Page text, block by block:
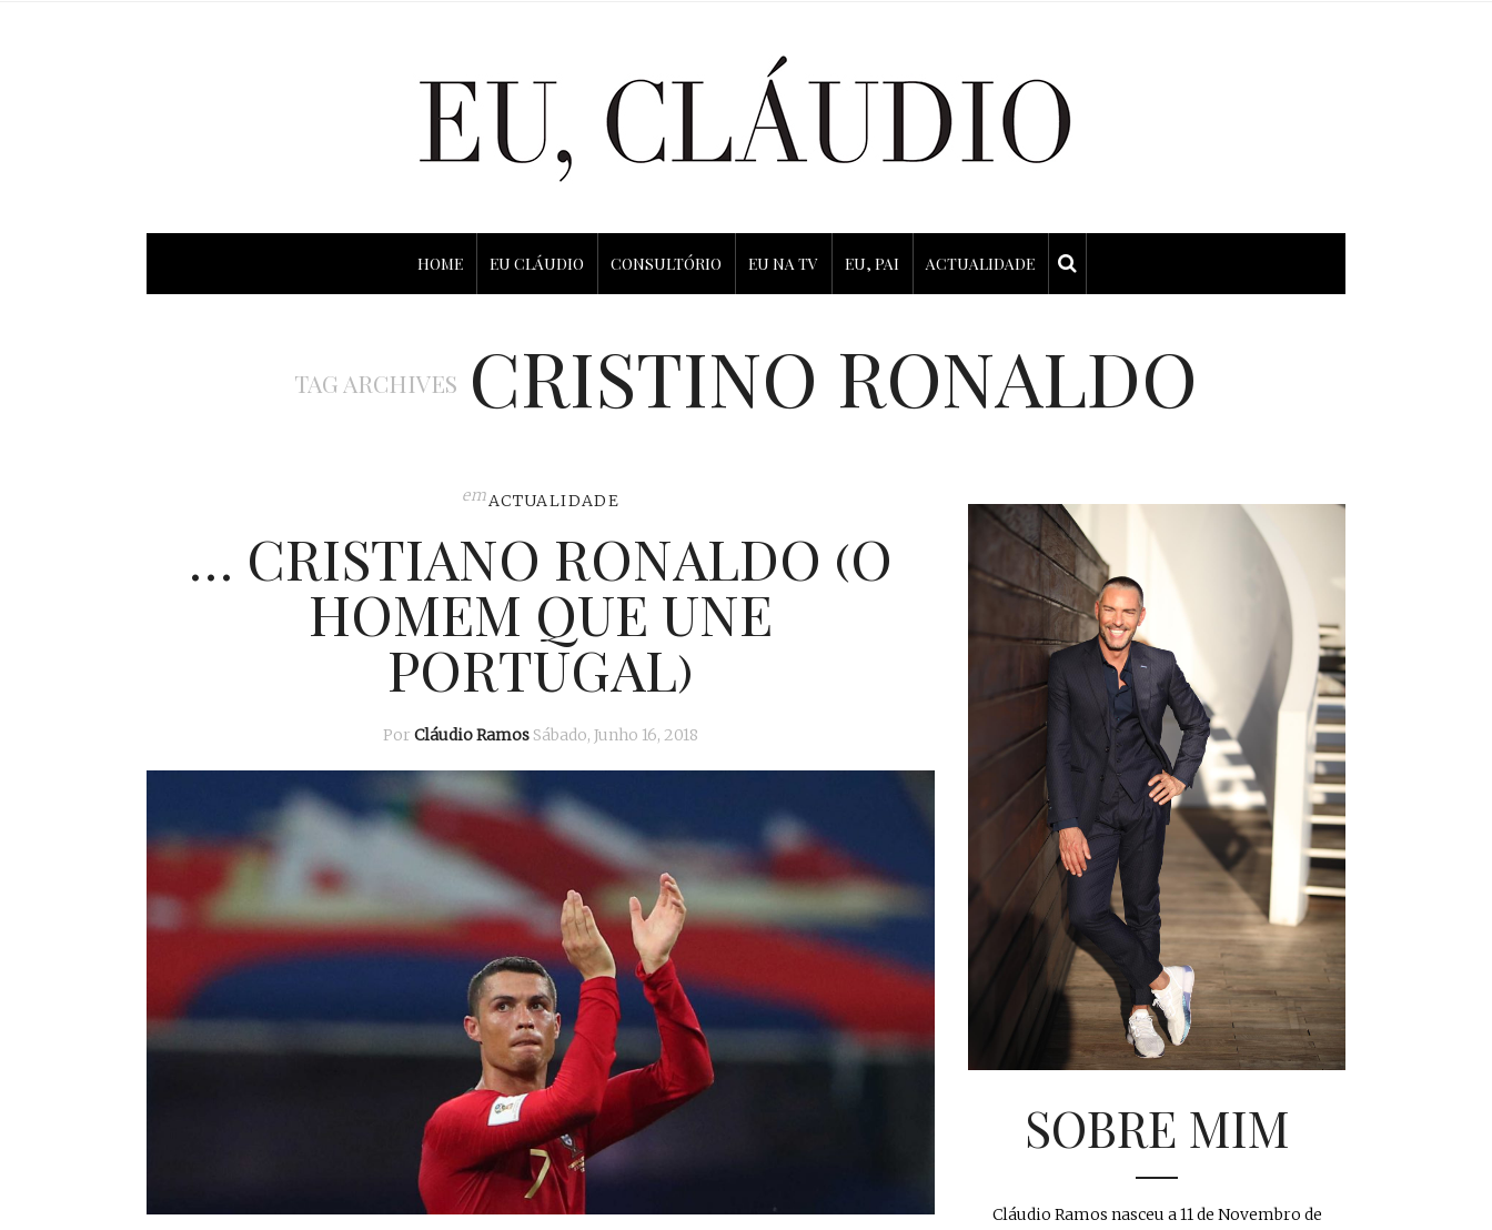
HOME EU CLÁUDIO CONSULTÓRIO EU NA TV EU, PAI ACTUALIDADE
TAG ARCHIVES CRISTINO RONALDO
emACTUALIDADE
… CRISTIANO RONALDO (O
HOMEM QUE UNE
PORTUGAL)
Por Cláudio Ramos Sábado, Junho 16, 2018
SOBRE MIM
Cláudio Ramos nasceu a 11 de Novembro de